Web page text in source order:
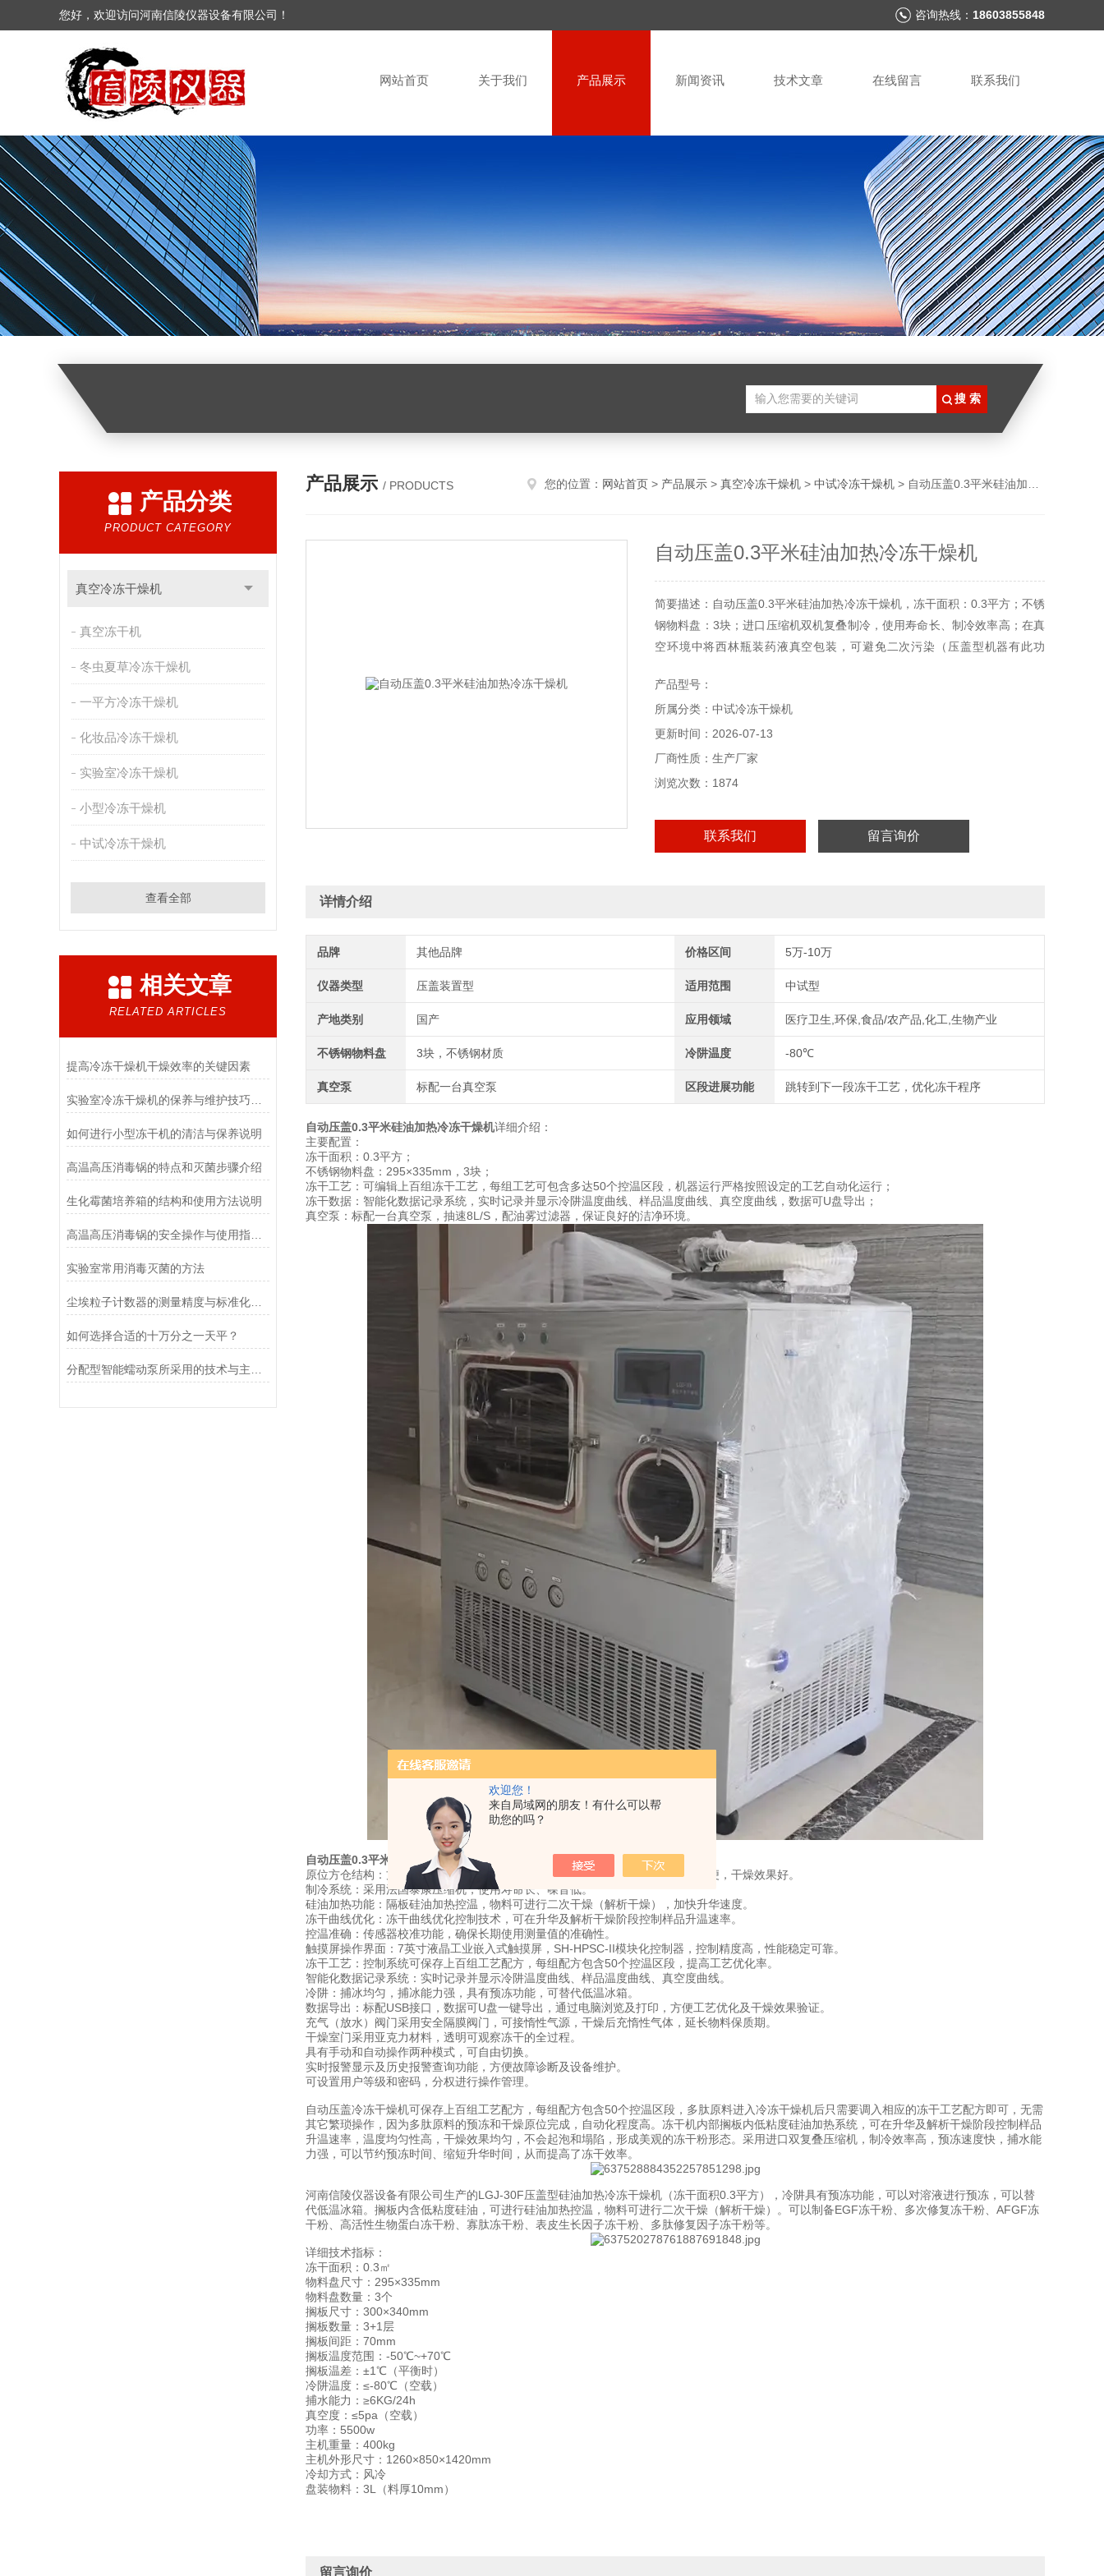
欢迎您！
来自局域网的朋友！有什么可以帮
助您的吗？
您好，欢迎访问河南信陵仪器设备有限公司！ 咨询热线： 18603855848
网站首页 关于我们 产品展示 新闻资讯 技术文章 在线留言 联系我们
产品分类
PRODUCT CATEGORY
真空冷冻干燥机
真空冻干机
冬虫夏草冷冻干燥机
一平方冷冻干燥机
化妆品冷冻干燥机
实验室冷冻干燥机
小型冷冻干燥机
中试冷冻干燥机
查看全部
相关文章
RELATED ARTICLES
提高冷冻干燥机干燥效率的关键因素
如何进行小型冻干机的清洁与保养说明
高温高压消毒锅的特点和灭菌步骤介绍
生化霉菌培养箱的结构和使用方法说明
高温高压消毒锅的安全操作与使用指南说明
实验室常用消毒灭菌的方法
尘埃粒子计数器的测量精度与标准化方法
如何选择合适的十万分之一天平？
产品展示 / PRODUCTS 您的位置： 网站首页 > 产品展示 > 真空冷冻干燥机 > 中试冷冻干燥机 > 自动压盖0.3平米硅油加热冷冻干燥机
自动压盖0.3平米硅油加热冷冻干燥机
简要描述：自动压盖0.3平米硅油加热冷冻干燥机，冻干面积：0.3平方；不锈
钢物料盘：3块；进口压缩机双机复叠制冷，使用寿命长、制冷效率高；在真
空环境中将西林瓶装药液真空包装，可避免二次污染（压盖型机器有此功
产品型号：
所属分类：中试冷冻干燥机
更新时间：2026-07-13
厂商性质：生产厂家
浏览次数：1874
联系我们 留言询价
详情介绍
品牌 其他品牌 价格区间 5万-10万
仪器类型 压盖装置型 适用范围 中试型
产地类别 国产 应用领域 医疗卫生,环保,食品/农产品,化工,生物产业
不锈钢物料盘 3块，不锈钢材质 冷阱温度 -80℃
真空泵 标配一台真空泵 区段进展功能 跳转到下一段冻干工艺，优化冻干程序
自动压盖0.3平米硅油加热冷冻干燥机详细介绍：
主要配置：
冻干面积：0.3平方；
不锈钢物料盘：295×335mm，3块；
冻干工艺：可编辑上百组冻干工艺，每组工艺可包含多达50个控温区段，机器运行严格按照设定的工艺自动化运行；
冻干数据：智能化数据记录系统，实时记录并显示冷阱温度曲线、样品温度曲线、真空度曲线，数据可U盘导出；
真空泵：标配一台真空泵，抽速8L/S，配油雾过滤器，保证良好的洁净环境。
自动压盖0.3平米硅油加热冷冻干燥机
优势功能特点：
原位方仓结构：方仓原位真空冷冻干燥机，物料的预冻和干燥原位完成，操作简便，干燥效果好。
制冷系统：采用法国泰康压缩机，使用寿命长、噪音低。
硅油加热功能：隔板硅油加热控温，物料可进行二次干燥（解析干燥），加快升华速度。
冻干曲线优化：冻干曲线优化控制技术，可在升华及解析干燥阶段控制样品升温速率。
控温准确：传感器校准功能，确保长期使用测量值的准确性。
触摸屏操作界面：7英寸液晶工业嵌入式触摸屏，SH-HPSC-II模块化控制器，控制精度高，性能稳定可靠。
冻干工艺：控制系统可保存上百组工艺配方，每组配方包含50个控温区段，提高工艺优化率。
智能化数据记录系统：实时记录并显示冷阱温度曲线、样品温度曲线、真空度曲线。
冷阱：捕冰均匀，捕冰能力强，具有预冻功能，可替代低温冰箱。
数据导出：标配USB接口，数据可U盘一键导出，通过电脑浏览及打印，方便工艺优化及干燥效果验证。
充气（放水）阀门采用安全隔膜阀门，可接惰性气源，干燥后充惰性气体，延长物料保质期。
干燥室门采用亚克力材料，透明可观察冻干的全过程。
具有手动和自动操作两种模式，可自由切换。
实时报警显示及历史报警查询功能，方便故障诊断及设备维护。
可设置用户等级和密码，分权进行操作管理。
自动压盖冷冻干燥机可保存上百组工艺配方，每组配方包含50个控温区段，多肽原料进入冷冻干燥机后只需要调入相应的冻干工艺配方即可，无需
其它繁琐操作，因为多肽原料的预冻和干燥原位完成，自动化程度高。冻干机内部搁板内低粘度硅油加热系统，可在升华及解析干燥阶段控制样品
升温速率，温度均匀性高，干燥效果均匀，不会起泡和塌陷，形成美观的冻干粉形态。采用进口双复叠压缩机，制冷效率高，预冻速度快，捕水能
力强，可以节约预冻时间、缩短升华时间，从而提高了冻干效率。
河南信陵仪器设备有限公司生产的LGJ-30F压盖型硅油加热冷冻干燥机（冻干面积0.3平方），冷阱具有预冻功能，可以对溶液进行预冻，可以替
代低温冰箱。搁板内含低粘度硅油，可进行硅油加热控温，物料可进行二次干燥（解析干燥）。可以制备EGF冻干粉、多次修复冻干粉、AFGF冻
干粉、高活性生物蛋白冻干粉、寡肽冻干粉、表皮生长因子冻干粉、多肽修复因子冻干粉等。
详细技术指标：
冻干面积：0.3㎡
物料盘尺寸：295×335mm
物料盘数量：3个
搁板尺寸：300×340mm
搁板数量：3+1层
搁板间距：70mm
搁板温度范围：-50℃~+70℃
搁板温差：±1℃（平衡时）
冷阱温度：≤-80℃（空载）
捕水能力：≥6KG/24h
真空度：≤5pa（空载）
功率：5500w
主机重量：400kg
主机外形尺寸：1260×850×1420mm
冷却方式：风冷
盘装物料：3L（料厚10mm）
留言询价